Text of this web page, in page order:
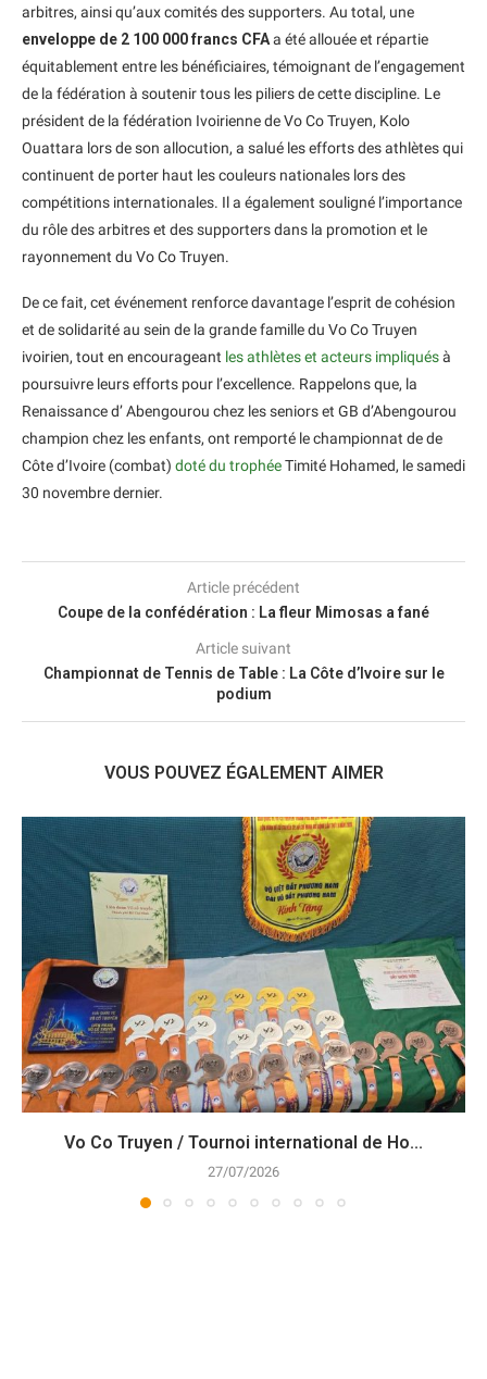
arbitres, ainsi qu’aux comités des supporters. Au total, une
enveloppe de 2 100 000 francs CFAa été allouée et répartie
équitablement entre les bénéficiaires, témoignant de l’engagement
de la fédération à soutenir tous les piliers de cette discipline. Le
président de la fédération Ivoirienne de Vo Co Truyen, Kolo
Ouattara lors de son allocution, a salué les efforts des athlètes qui
continuent de porter haut les couleurs nationales lors des
compétitions internationales. Il a également souligné l’importance
du rôle des arbitres et des supporters dans la promotion et le
rayonnement du Vo Co Truyen.
De ce fait, cet événement renforce davantage l’esprit de cohésion
et de solidarité au sein de la grande famille du Vo Co Truyen
ivoirien, tout en encourageant les athlètes et acteurs impliquésà
poursuivre leurs efforts pour l’excellence. Rappelons que, la
Renaissance d’ Abengourou chez les seniors et GB d’Abengourou
champion chez les enfants, ont remporté le championnat de de
Côte d’Ivoire (combat) doté du trophéeTimité Hohamed, le samedi
30 novembre dernier.
Article précédent
Coupe de la confédération : La fleur Mimosas a fané
Article suivant
Championnat de Tennis de Table : La Côte d’Ivoire sur le
podium
VOUS POUVEZ ÉGALEMENT AIMER
Vo Co Truyen / Tournoi international de Ho...
27/07/2026